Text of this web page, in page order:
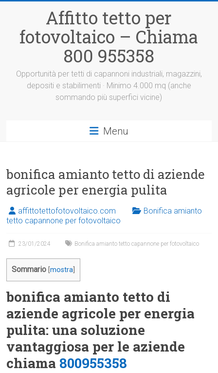
Affitto tetto per
fotovoltaico – Chiama
800 955358
Opportunità per tetti di capannoni industriali, magazzini,
depositi e stabilimenti · Minimo 4.000 mq (anche
sommando più superfici vicine)
Menu
bonifica amianto tetto di aziende
agricole per energia pulita
affittotettofotovoltaico.com
Bonifica amianto
tetto capannone per fotovoltaico
23/01/2024 Bonifica amianto tetto capannone per fotovoltaico
Sommario [mostra
bonifica amianto tetto di
aziende agricole per energia
pulita: una soluzione
vantaggiosa per le aziende
chiama 800955358